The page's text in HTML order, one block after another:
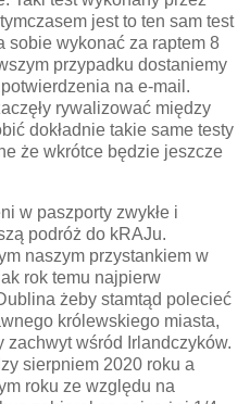
jest to ten sam test
sobie wykonać za raptem 8
przypadku dostaniemy
na e-mail.
rywalizować między
dokładnie takie same testy
że wkrótce będzie jeszcze
w paszporty zwykłe i
podróż do kRAJu.
naszym przystankiem w
rok temu najpierw
żeby stamtąd polecieć
królewskiego miasta,
zachwyt wśród Irlandczyków.
sierpniem 2020 roku a
roku ze względu na